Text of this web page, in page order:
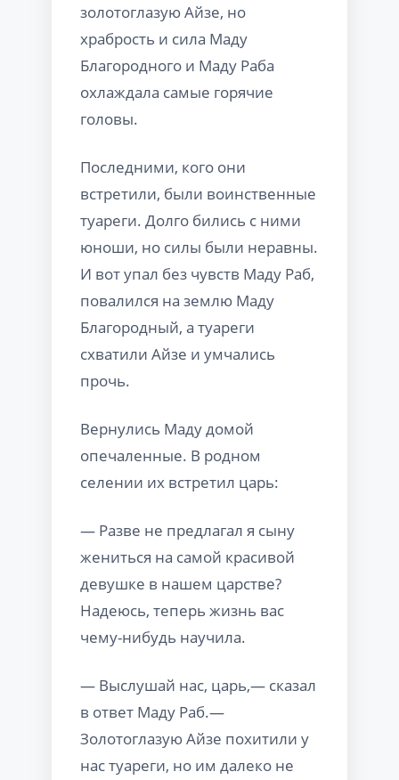
золотоглазую Айзе, но
храбрость и сила Маду
Благородного и Маду Раба
охлаждала самые горячие
головы.
Последними, кого они
встретили, были воинственные
туареги. Долго бились с ними
юноши, но силы были неравны.
И вот упал без чувств Маду Раб,
повалился на землю Маду
Благородный, а туареги
схватили Айзе и умчались
прочь.
Вернулись Маду домой
опечаленные. В родном
селении их встретил царь:
— Разве не предлагал я сыну
жениться на самой красивой
девушке в нашем царстве?
Надеюсь, теперь жизнь вас
чему-нибудь научила.
— Выслушай нас, царь,— сказал
в ответ Маду Раб.—
Золотоглазую Айзе похитили у
нас туареги, но им далеко не